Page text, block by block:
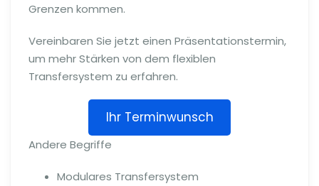
Grenzen kommen.
Vereinbaren Sie jetzt einen Präsentationstermin,
um mehr Stärken von dem flexiblen
Transfersystem zu erfahren.
Ihr Terminwunsch
Andere Begriffe
Modulares Transfersystem